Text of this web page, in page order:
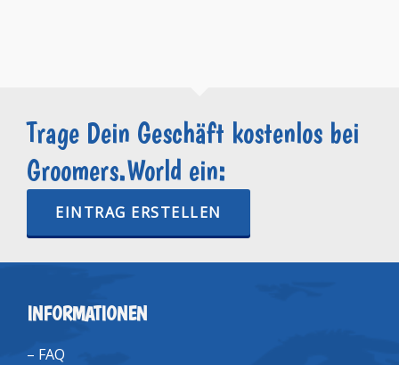
Trage Dein Geschäft kostenlos bei
Groomers.World ein:
EINTRAG ERSTELLEN
INFORMATIONEN
– FAQ